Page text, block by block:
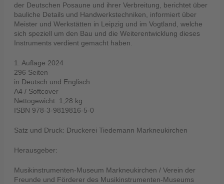
der Deutschen Posaune und ihrer Verbreitung, berichtet über
bauliche Details und Handwerkstechniken, informiert über
Meister und Werkstätten in Leipzig und im Vogtland, welche
sich speziell um den Bau und die Weiterentwicklung dieses
Instruments verdient gemacht haben.
1. Auflage 2024
296 Seiten
in Deutsch und Englisch
A4 / Softcover
Nettogewicht: 1,28 kg
ISBN 978-3-9819816-5-0
Satz und Druck: Druckerei Tiedemann Markneukirchen
Herausgeber:
Musikinstrumenten-Museum Markneukirchen / Verein der
Freunde und Förderer des Musikinstrumenten-Museums